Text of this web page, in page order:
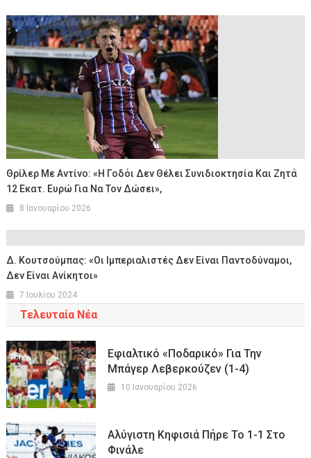
Θρίλερ Με Αντίνο: «Η Γοδόι Δεν Θέλει Συνιδιοκτησία Και Ζητά
12 Εκατ. Ευρώ Για Να Τον Δώσει»,
8 Ιανουαρίου 2026
Δ. Κουτσούμπας: «Οι Ιμπεριαλιστές Δεν Είναι Παντοδύναμοι,
Δεν Είναι Ανίκητοι»
7 Ιουλίου 2024
Τελευταία Νέα
Εφιαλτικό «ποδαρικό» Για Την
Μπάγερ Λεβερκούζεν (1-4)
10 Ιανουαρίου 2026
Αλύγιστη Κηφισιά Πήρε Το 1-1 Στο
Φινάλε